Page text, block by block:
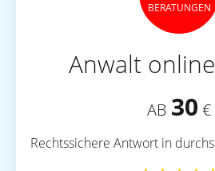
BERATUNGEN
Anwalt
AB 30 €
Rechtssichere Antwort in